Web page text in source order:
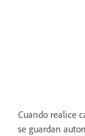
Cuando realice
se guardan